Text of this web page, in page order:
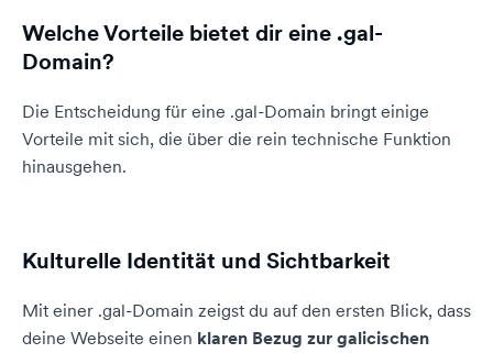
Welche Vorteile bietet dir eine .gal-
Domain?
Die Entscheidung für eine .gal-Domain bringt einige
Vorteile mit sich, die über die rein technische Funktion
hinausgehen.
Kulturelle Identität und Sichtbarkeit
Mit einer .gal-Domain zeigst du auf den ersten Blick, dass
deine Webseite einen klaren Bezug zur galicischen